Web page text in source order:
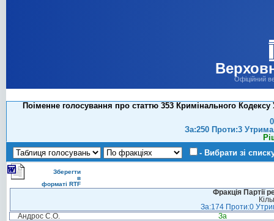
Офіційний
Поіменне голосування про статтю 353 Кримінального Кодексу
За:250 Проти:3
- Вибрати зі
Зберегти
в
форматі RTF
Фракція Партії
За:174 Проти:0
Андрос С.О.
За